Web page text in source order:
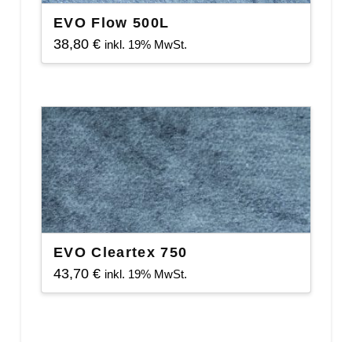
EVO Flow 500L
38,80 € inkl. 19% MwSt.
EVO Cleartex 750
43,70 € inkl. 19% MwSt.